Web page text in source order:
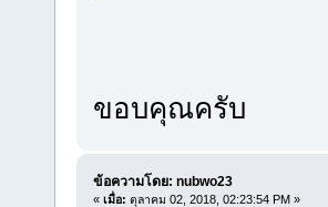
ขอบคุณครับ
ข้อความโดย: nubwo23
« เมื่อ: ตุลาคม 02, 2018, 02:23:54 PM »